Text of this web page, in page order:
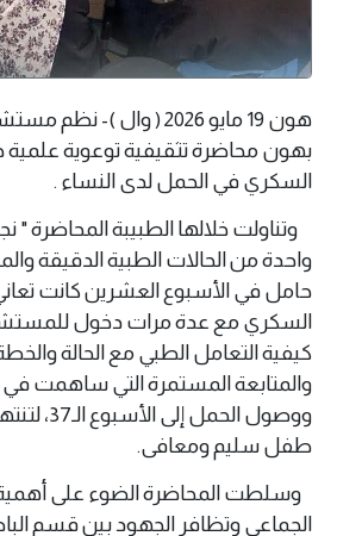
هون 19 مايو 2026 ( وال )-
بهون محاضرة تثقيفية توعوية
السكري في الحمل لدى النساء .
وتناولت خلالها الطبيبة المحاضرة "
واحدة من الحالات الطبية الدقيقة
حامل في الأسبوع العشرين كانت
السكري مع عدة مرات دخول
كيفية التعامل الطبي مع الحالة
والمتابعة المستمرة التي ساهمت في
ووصول الحمل إلى
طفل سليم ومعافى.
وسلطت المحاضرة الضوء على
الجماعي وتظافر الجهود بين قسم